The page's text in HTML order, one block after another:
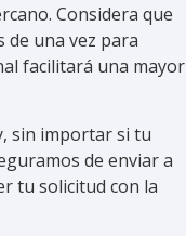
Considera que
de una vez para
facilitará una mayor
sin importar si tu
de enviar a
tu solicitud con la